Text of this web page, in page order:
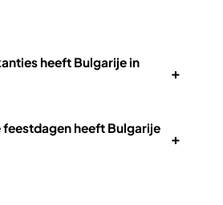
heeft Bulgarije in
+
heeft Bulgarije
+